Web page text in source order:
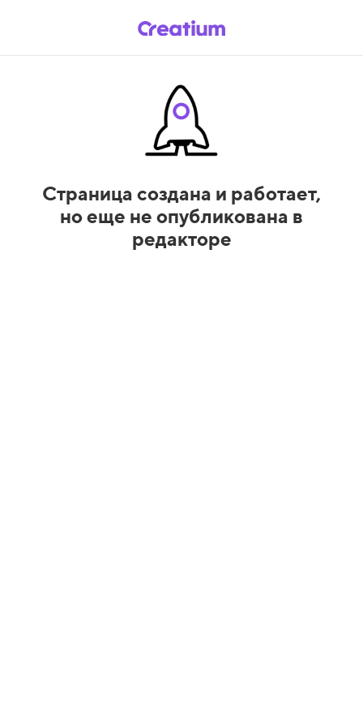
Страница создана и работает,
но еще не опубликована в
редакторе